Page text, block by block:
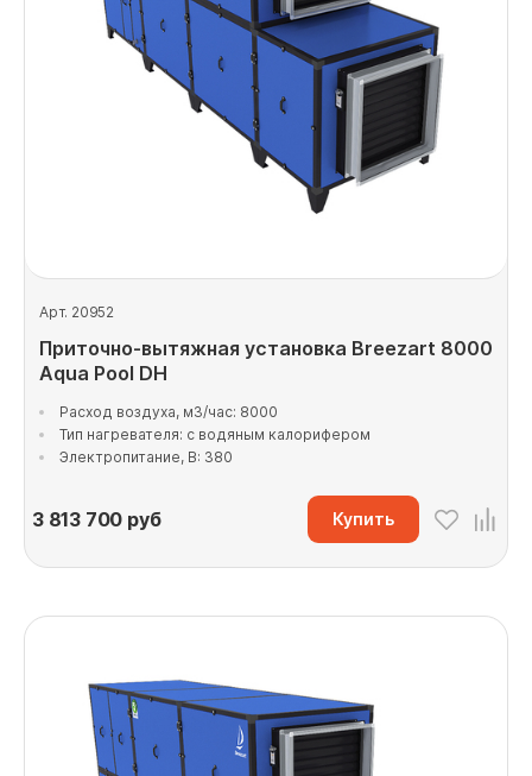
Арт. 20952
Приточно-вытяжная установка Breezart 8000
Aqua Pool DH
Расход воздуха, м3/час: 8000
Тип нагревателя: с водяным калорифером
Электропитание, В: 380
3 813 700 руб Купить